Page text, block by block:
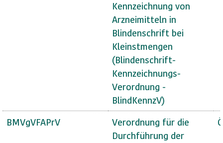
Kennzeichnung von
Arzneimitteln in
Blindenschrift bei
Kleinstmengen
(Blindenschrift-
Kennzeichnungs-
Verordnung -
BlindKennzV)
BMVgVFAPrV
Verordnung für die
Durchführung der